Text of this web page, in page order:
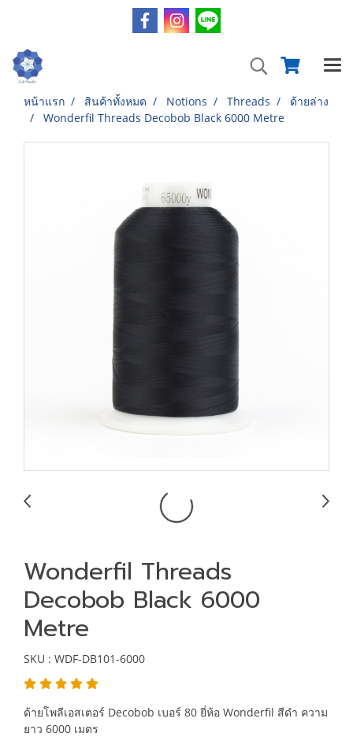
หน้าแรก สินค้าทั้งหมด Notions Threads
ด้ายล่าง
Wonderfil Threads Decobob Black 6000 Metre
Wonderfil Threads
Decobob Black 6000
Metre
SKU : WDF-DB101-6000
ด้ายโพลีเอสเตอร์ Decobob เบอร์ 80 ยี่ห้อ Wonderfil สีดำ ความ
ยาว 6000 เมตร